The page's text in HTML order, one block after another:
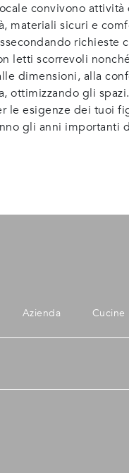
convivono
materiali sicuri e
richieste
letti scorrevoli
dimensioni, alla
ottimizzando gli
le esigenze dei tuoi
gli anni importanti
Azienda Cucine